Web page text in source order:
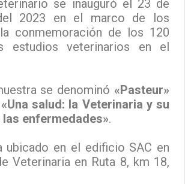
se inauguró el 23 de
2023 en el marco de los
conmemoración de los 120
estudios veterinarios en el
se denominó «Pasteur»
«Una salud: la Veterinaria y su
enfermedades».
ubicado en el edificio SAC en
Veterinaria en Ruta 8, km 18,